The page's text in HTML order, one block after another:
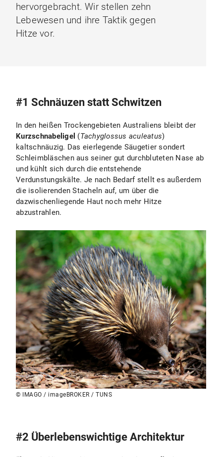
hervorgebracht. Wir stellen zehn
Lebewesen und ihre Taktik gegen
Hitze vor.
#1 Schnäuzen statt Schwitzen
In den heißen Trockengebieten Australiens bleibt der
Kurzschnabeligel (Tachyglossus aculeatus)
kaltschnäuzig. Das eierlegende Säugetier sondert
Schleimbläschen aus seiner gut durchbluteten Nase ab
und kühlt sich durch die entstehende
Verdunstungskälte. Je nach Bedarf stellt es außerdem
die isolierenden Stacheln auf, um über die
dazwischenliegende Haut noch mehr Hitze
abzustrahlen.
© IMAGO / imageBROKER / TUNS
#2 Überlebenswichtige Architektur